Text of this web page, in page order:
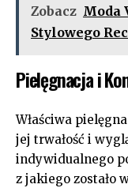
Zobacz Moda
Stylowego
Pielęgnacja i
Właściwa
jej trwałość i
indywidualnego
z jakiego zostało